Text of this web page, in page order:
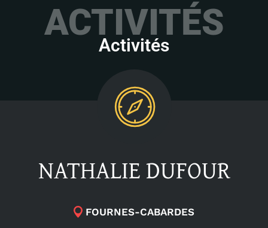
ACTIVITÉS
Activités
NATHALIE DUFOUR
FOURNES-CABARDES